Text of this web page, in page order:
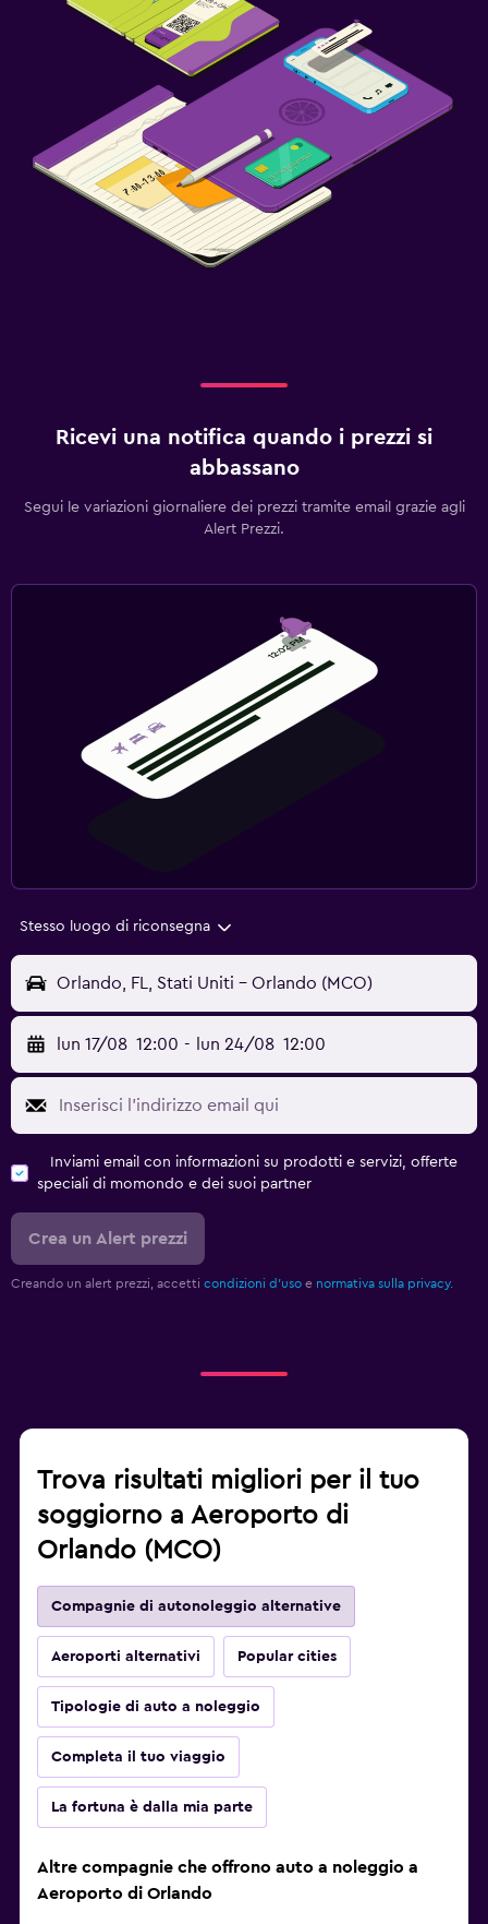
Ricevi una notifica quando i prezzi si
abbassano
Segui le variazioni giornaliere dei prezzi tramite email grazie agli
Alert Prezzi.
Stesso luogo di riconsegna
Orlando, FL, Stati Uniti - Orlando (MCO)
lun 17/08 12:00 - lun 24/08 12:00
Inviami email con informazioni su prodotti e servizi, offerte
speciali di momondo e dei suoi partner
Crea un Alert prezzi
Creando un alert prezzi, accetti condizioni d'uso e normativa sulla privacy.
Trova risultati migliori per il tuo
soggiorno a Aeroporto di
Orlando (MCO)
Compagnie di autonoleggio alternative
Aeroporti alternativi Popular cities
Tipologie di auto a noleggio
Completa il tuo viaggio
La fortuna è dalla mia parte
Altre compagnie che offrono auto a noleggio a
Aeroporto di Orlando